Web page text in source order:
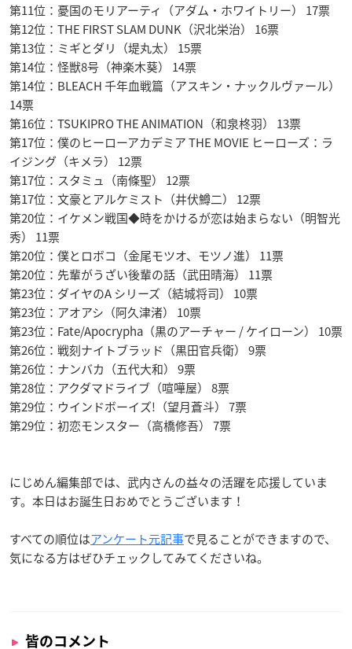
第11位：憂国のモリアーティ（アダム・ホワイトリー） 17票
第12位：THE FIRST SLAM DUNK（沢北栄治） 16票
第13位：ミギとダリ（堤丸太） 15票
第14位：怪獣8号（神楽木葵） 14票
第14位：BLEACH 千年血戦篇（アスキン・ナックルヴァール）
14票
第16位：TSUKIPRO THE ANIMATION（和泉柊羽） 13票
第17位：僕のヒーローアカデミア THE MOVIE ヒーローズ：ラ
イジング（キメラ） 12票
第17位：スタミュ（南條聖） 12票
第17位：文豪とアルケミスト（井伏鱒二） 12票
第20位：イケメン戦国◆時をかけるが恋は始まらない（明智光
秀） 11票
第20位：僕とロボコ（金尾モツオ、モツノ進） 11票
第20位：先輩がうざい後輩の話（武田晴海） 11票
第23位：ダイヤのA シリーズ（結城将司） 10票
第23位：アオアシ（阿久津渚） 10票
第23位：Fate/Apocrypha（黒のアーチャー / ケイローン） 10票
第26位：戦刻ナイトブラッド（黒田官兵衛） 9票
第26位：ナンバカ（五代大和） 9票
第28位：アクダマドライブ（喧嘩屋） 8票
第29位：ウインドボーイズ!（望月蒼斗） 7票
第29位：初恋モンスター（高橋修吾） 7票
にじめん編集部では、武内さんの益々の活躍を応援していま
す。本日はお誕生日おめでとうございます！
すべての順位はアンケート元記事で見ることができますので、
気になる方はぜひチェックしてみてくださいね。
皆のコメント